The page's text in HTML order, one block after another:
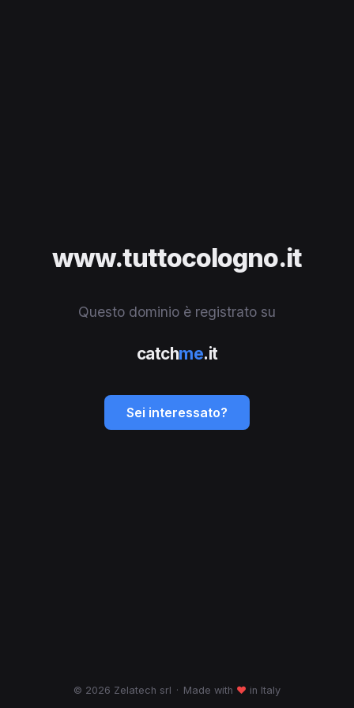
www.tuttocologno.it
Questo dominio è registrato su
catchme.it
Sei interessato?
© 2026 Zelatech srl · Made with ♥ in Italy